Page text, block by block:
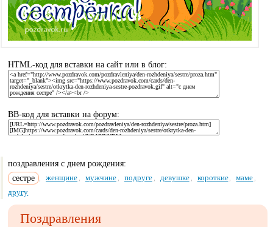
HTML-код для вставки на сайт или в блог:
BB-код для вставки на форум:
поздравления с днем рождения:
сестре
, женщине , мужчине , подруге , девушке , короткие , маме ,
другу
Поздравления